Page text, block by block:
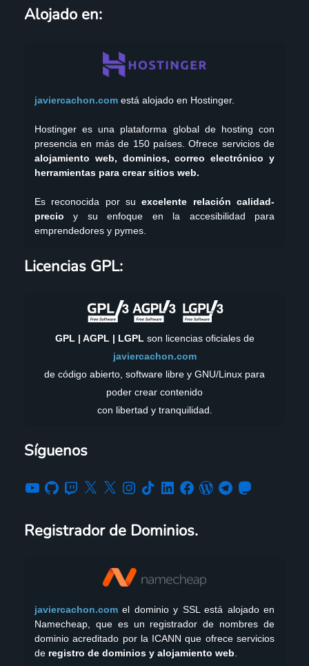
Alojado en:
javiercachon.com está alojado en Hostinger.
Hostinger es una plataforma global de hosting con
presencia en más de 150 países. Ofrece servicios de
alojamiento web, dominios, correo electrónico y
herramientas para crear sitios web.
Es reconocida por suexcelente relación calidad-
precio y su enfoque en la accesibilidad para
emprendedores y pymes.
Licencias GPL:
GPL | AGPL | LGPLson licencias oficiales de
javiercachon.com
de código abierto, software libre y GNU/Linux para
poder crear contenido
con libertad y tranquilidad.
Síguenos
YouTube
GitHubTwitch
X X Instagram
Registrador de Dominios.
javiercachon.com el dominio y SSL está alojado en
Namecheap, que es un registrador de nombres de
dominio acreditado por la ICANN que ofrece servicios
de registro de dominios y alojamiento web